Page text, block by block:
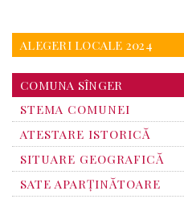
ALEGERI LOCALE 2024
COMUNA SÎNGER
STEMA COMUNEI
ATESTARE ISTORICĂ
SITUARE GEOGRAFICĂ
SATE APARȚINĂTOARE